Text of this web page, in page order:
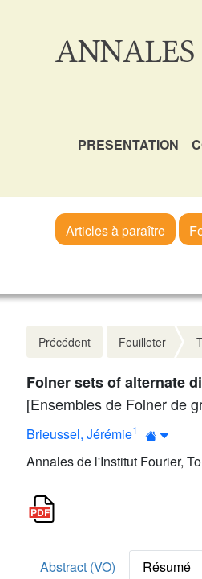
PRESENTATION
Articles à paraître
Précédent Feuilleter
Folner sets of alternate
[Ensembles de Folner de
Brieussel, Jérémie1
Annales de l'Institut Fourier,
Abstract (VO)
Résumé